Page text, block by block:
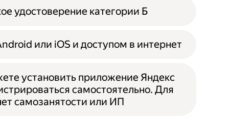
удостоверение категории Б
или iOS и доступом в интернет
установить приложение Яндекс
самостоятельно. Для
самозанятости или ИП